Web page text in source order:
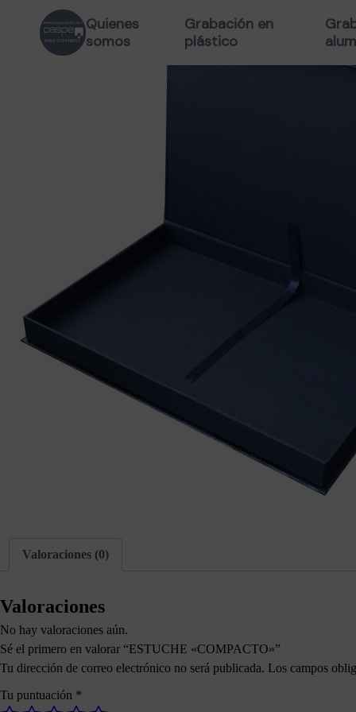
Quienes
somos
Grabación en
plástico
Valoraciones (0)
Valoraciones
No hay valoraciones aún.
Sé el primero en valorar “ESTUCHE «COMPACTO»”
Tu dirección de correo electrónico no será publicada. Los campos
Tu puntuación *